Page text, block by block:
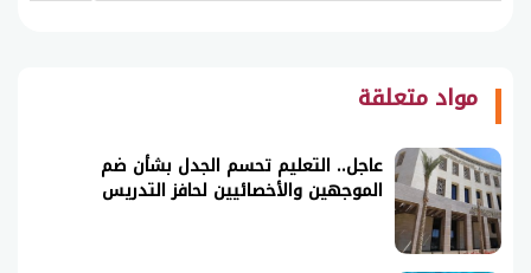
مواد متعلقة
عاجل.. التعليم تحسم الجدل بشأن ضم
الموجهين والأخصائيين لحافز التدريس